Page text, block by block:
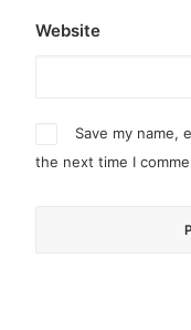
Website
Save my name,
the next time I